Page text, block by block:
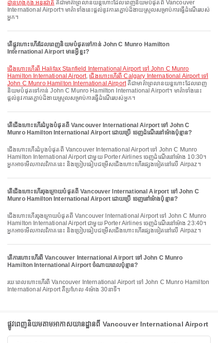
ដ្ឋានហុងកុង អន្តរជាតិ គឺជាមាគ៌ាព្រលានយន្តហោះដែលពេញនិយមបំផុតពី Vancouver
International Airport។ មាគ៌ាទាំងនេះផ្តល់នូវការតភ្ជាប់ដ៏ងាយស្រួលសម្រាប់ការធ្វើដំណើររបស់
អ្នក។
តើផ្លូវហោះហើរដែលពេញនិយមបំផុតទៅកាន់ John C Munro Hamilton
International Airport មានអ្វីខ្លះ?
ជើងហោះហើរពី Halifax Stanfield International Airport ទៅ John C Munro
Hamilton International Airport,ជើងហោះហើរពី Calgary International Airport ទៅ
John C Munro Hamilton International Airportគឺជាមាគ៌ាព្រលានយន្តហោះដែលពេញ
និយមបំផុតទៅកាន់ John C Munro Hamilton International Airport។ មាគ៌ាទាំងនេះ
ផ្តល់នូវការតភ្ជាប់ដ៏ងាយស្រួលសម្រាប់ការធ្វើដំណើររបស់អ្នក។
តើជើងហោះហើរដំបូងបំផុតពី Vancouver International Airport ទៅ John C
Munro Hamilton International Airport ដោយប្រើ ចេញដំណើរនៅម៉ោងប៉ុន្មាន?
ជើងហោះហើរដំបូងបំផុតពី Vancouver International Airport ទៅ John C Munro
Hamilton International Airport ជាមួយ Porter Airlines ចេញដំណើរនៅម៉ោង 10:30។
អ្នកអាចមើលកាលវិភាគនេះ និងប្រៀបធៀបជម្រើសជើងហោះហើរផ្សេងទៀតនៅលើ Airpaz។
តើជើងហោះហើរចុងក្រោយបំផុតពី Vancouver International Airport ទៅ John C
Munro Hamilton International Airport ដោយប្រើ ចេញនៅម៉ោងប៉ុន្មាន?
ជើងហោះហើរចុងក្រោយបំផុតពី Vancouver International Airport ទៅ John C Munro
Hamilton International Airport ជាមួយ Porter Airlines ចេញដំណើរនៅម៉ោង 23:40។
អ្នកអាចមើលកាលវិភាគនេះ និងប្រៀបធៀបជម្រើសជើងហោះហើរផ្សេងទៀតនៅលើ Airpaz។
តើការហោះហើរពី Vancouver International Airport ទៅ John C Munro
Hamilton International Airport ចំណាយពេលប៉ុន្មាន?
រយៈពេលហោះហើរពី Vancouver International Airport ទៅ John C Munro Hamilton
International Airport គឺប្រហែល 4ម៉ោង 30នាទី។
ផ្លូវពេញនិយមតាមអាកាសយានដ្ឋានពី Vancouver International Airport